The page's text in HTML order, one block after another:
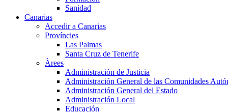
Sanidad
Canarias
Accedir a Canarias
Províncies
Las Palmas
Santa Cruz de Tenerife
Àrees
Administración de Justicia
Administración General de las Comunidades
Administración General del Estado
Administración Local
Educación